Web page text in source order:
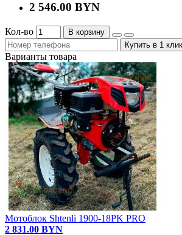
2 546.00 BYN
Кол-во
В корзину
Купить в 1 клик
Варианты товара
Мотоблок Shtenli 1900-18PK PRO
2 831.00 BYN